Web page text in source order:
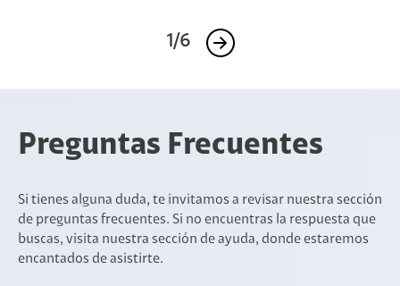
1/6
Preguntas Frecuentes
Si tienes alguna duda, te invitamos a revisar nuestra sección
de preguntas frecuentes. Si no encuentras la respuesta que
buscas, visita nuestra sección de ayuda, donde estaremos
encantados de asistirte.